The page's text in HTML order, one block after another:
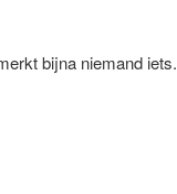
bijna niemand iets.